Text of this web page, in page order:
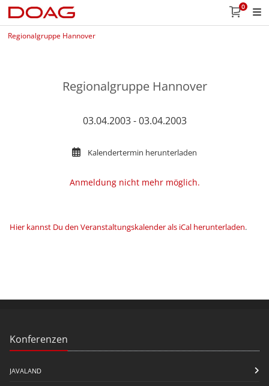
0
Regionalgruppe Hannover
Regionalgruppe Hannover
03.04.2003 - 03.04.2003
Kalendertermin herunterladen
Anmeldung nicht mehr möglich.
Hier kannst Du den Veranstaltungskalender als iCal herunterladen.
Konferenzen
JAVALAND